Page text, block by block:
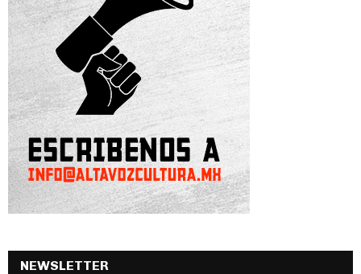
NEWSLETTER